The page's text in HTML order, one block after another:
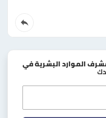
الموارد البشرية في